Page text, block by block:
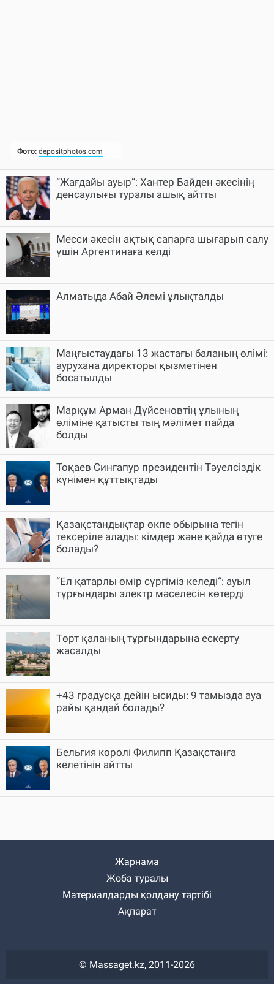
“Жағдайы ауыр“: Хантер Байден әкесінің
денсаулығы туралы ашық айтты
Месси әкесін ақтық сапарға шығарып салу
үшін Аргентинаға келді
Алматыда Абай Әлемі ұлықталды
Маңғыстаудағы 13 жастағы баланың өлімі:
аурухана директоры қызметінен
босатылды
Марқұм Арман Дүйсеновтің ұлының
өліміне қатысты тың мәлімет пайда
болды
Тоқаев Сингапур президентін Тәуелсіздік
күнімен құттықтады
Қазақстандықтар өкпе обырына тегін
тексеріле алады: кімдер және қайда өтуге
болады?
“Ел қатарлы өмір сүргіміз келеді“: ауыл
тұрғындары электр мәселесін көтерді
Төрт қаланың тұрғындарына ескерту
жасалды
+43 градусқа дейін ысиды: 9 тамызда ауа
райы қандай болады?
Бельгия королі Филипп Қазақстанға
келетінін айтты
Жарнама
Жоба туралы
Материалдарды қолдану тәртібі
Ақпарат
© Massaget.kz, 2011-2026